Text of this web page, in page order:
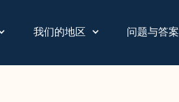
我们的地区 问题与答案